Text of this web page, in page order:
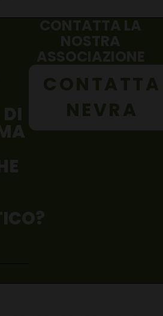
CONTATTA LA
NOSTRA
ASSOCIAZIONE
CONTATTA
NEVRA